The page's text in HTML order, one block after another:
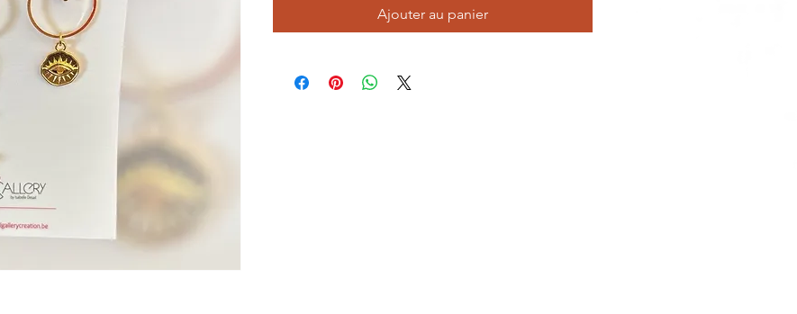
Ajouter au panier